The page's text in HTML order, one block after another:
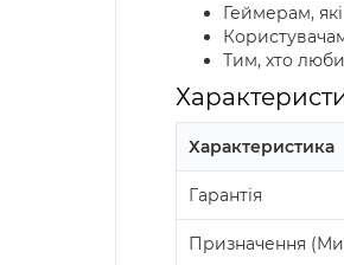
Геймерам,
Тим, хто
Характеристика
Гарантія
Призначення